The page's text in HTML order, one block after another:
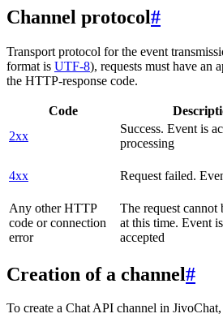
Channel protocol#
Transport protocol for the event
format is UTF-8), requests must have an
the HTTP-response code.
Code
2xx
Success. Event is
processing
4xx Request failed.
Any other HTTP
code or connection
error
The request cannot
at this time. Event
accepted
Creation of a channel#
To create a Chat API channel in JivoChat,